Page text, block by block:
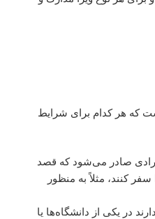
که هر کدام برای شرایط
صادر می‌شود که قصد
کنند، مثلاً به منظور
در یکی از دانشگاه‌ها یا